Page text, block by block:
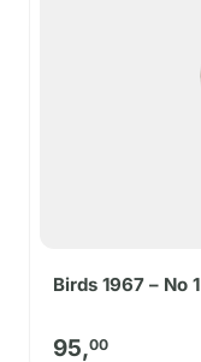
Birds 1967 – No 1
95,00